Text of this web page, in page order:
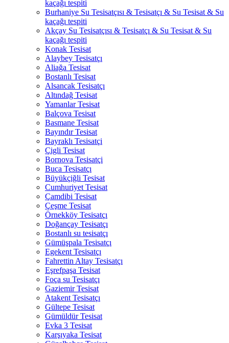
kaçağı tespiti
Burhaniye Su Tesisatçısı & Tesisatçı & Su Tesisat & Su
kaçağı tespiti
Akçay Su Tesisatçısı & Tesisatçı & Su Tesisat & Su
kaçağı tespiti
Konak Tesisat
Alaybey Tesisatçı
Aliağa Tesisat
Bostanlı Tesisat
Alsancak Tesisatçı
Altındağ Tesisat
Yamanlar Tesisat
Balçova Tesisat
Basmane Tesisat
Bayındır Tesisat
Bayraklı Tesisatçi
Çigli Tesisat
Bornova Tesisatçi
Buca Tesisatçı
Büyükçiğli Tesisat
Cumhuriyet Tesisat
Çamdibi Tesisat
Çeşme Tesisat
Örnekköy Tesisatçı
Doğançay Tesisatçı
Bostanlı su tesisatçı
Gümüşpala Tesisatçı
Egekent Tesisatçı
Fahrettin Altay Tesisatçı
Eşrefpaşa Tesisat
Foça su Tesisatçı
Gaziemir Tesisat
Atakent Tesisatçı
Gültepe Tesisat
Gümüldür Tesisat
Evka 3 Tesisat
Karşıyaka Tesisat